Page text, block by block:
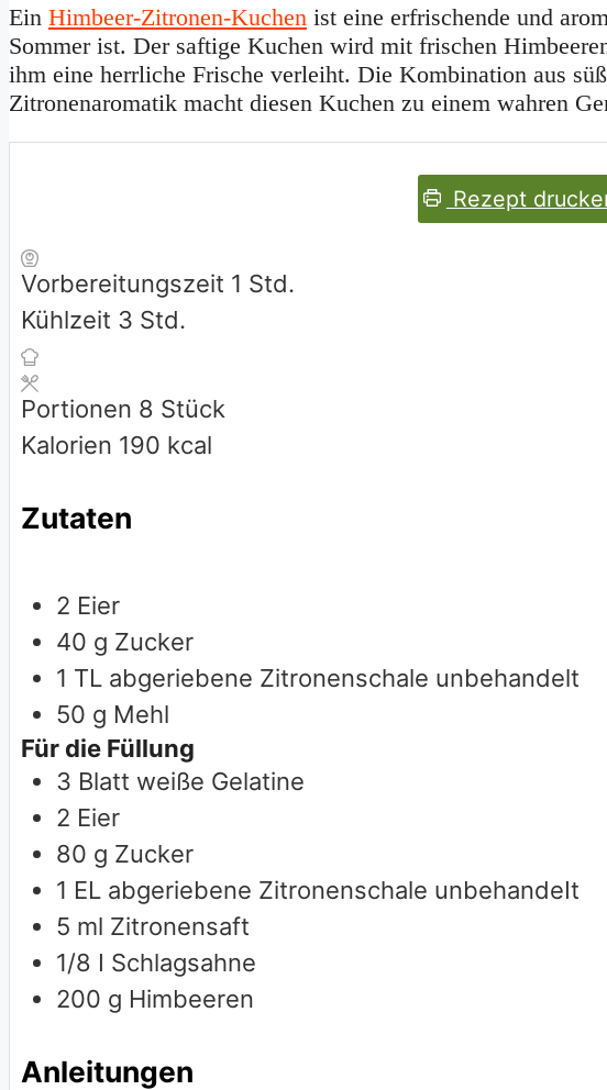
Ein Himbeer-Zitronen-Kuchen ist eine erfrischende und
Sommer ist. Der saftige Kuchen wird mit frischen
ihm eine herrliche Frische verleiht. Die Kombination aus
Zitronenaromatik macht diesen Kuchen zu einem wahren
Rezept
Vorbereitungszeit 1 Stunde
Std.
Kühlzeit 3 Stunden
Std.
Portionen 8 Stück
Kalorien 190 kcal
Zutaten
2 Eier
40 g Zucker
1 TL abgeriebene Zitronenschale unbehandelt
50 g Mehl
Für die Füllung
3 Blatt weiße Gelatine
2 Eier
80 g Zucker
1 EL abgeriebene Zitronenschale unbehandeIt
5 ml Zitronensaft
1/8 I Schlagsahne
200 g Himbeeren
Anleitungen